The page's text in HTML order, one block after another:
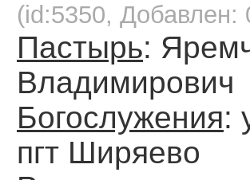
(id:5350, Добавлен:
Пастырь:
Владимирович
Богослужения:
пгт Ширяево